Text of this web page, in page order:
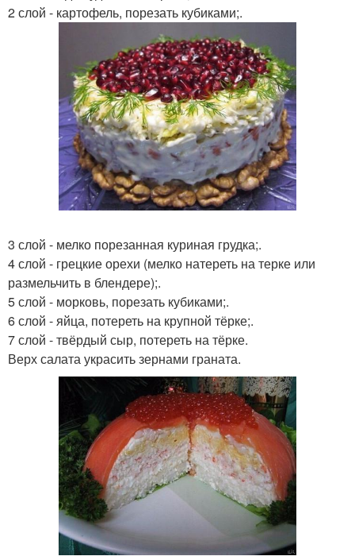
2 слой - картофель, порезать кубиками;.
3 слой - мелко порезанная куриная грудка;.
4 слой - грецкие орехи (мелко натереть на терке или
размельчить в блендере);.
5 слой - морковь, порезать кубиками;.
6 слой - яйца, потереть на крупной тёрке;.
7 слой - твёрдый сыр, потереть на тёрке.
Верх салата украсить зернами граната.